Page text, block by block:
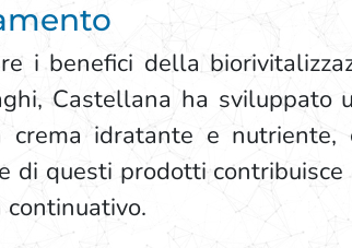
i benefici della
Castellana ha sviluppato
idratante e
di questi prodotti